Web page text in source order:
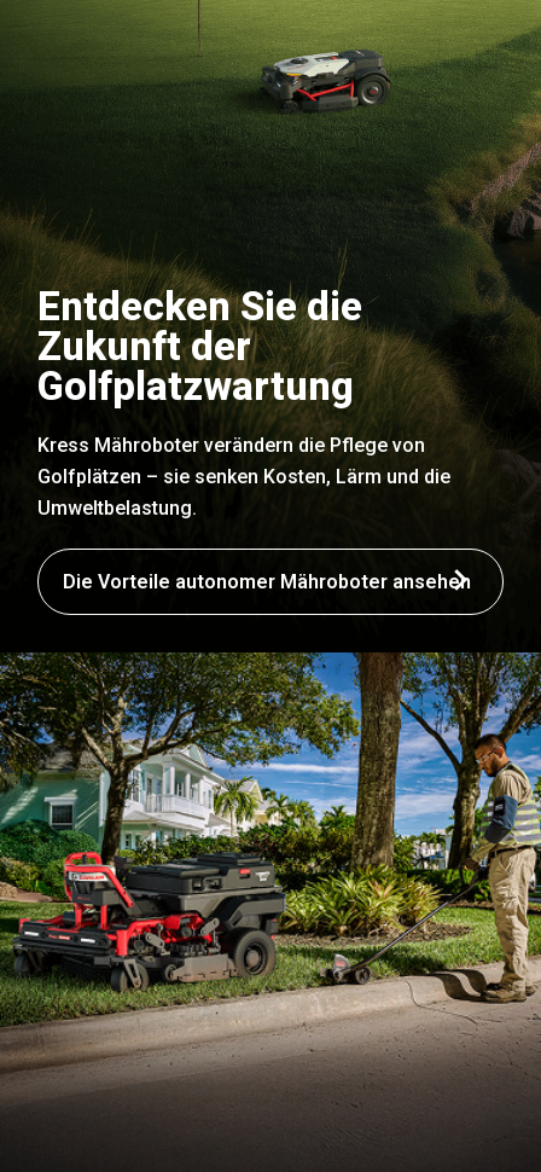
Entdecken Sie die
Zukunft der
Golfplatzwartung
Kress Mähroboter verändern die Pflege von
Golfplätzen – sie senken Kosten, Lärm und die
Umweltbelastung.
Die Vorteile autonomer Mähroboter ansehen